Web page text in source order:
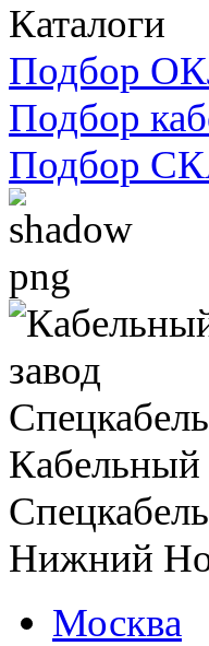
Каталоги
Подбор
Подбор
Подбор
Кабельный
Спецкабель
Нижний
Москва